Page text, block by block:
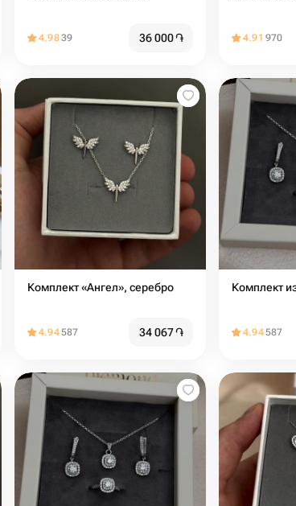
4.9839 36 000֏ 4.91 970
Комплект «Ангел», серебро
4.94587 34 067֏
Комплект
4.94587